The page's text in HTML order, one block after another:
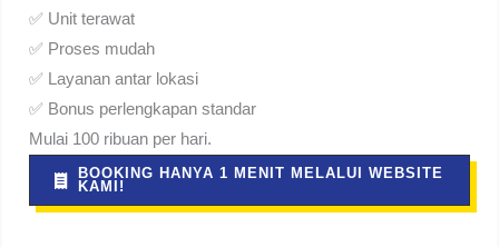
✅ Unit terawat
✅ Proses mudah
✅ Layanan antar lokasi
✅ Bonus perlengkapan standar
Mulai 100 ribuan per hari.
BOOKING HANYA 1 MENIT MELALUI WEBSITE
KAMI!